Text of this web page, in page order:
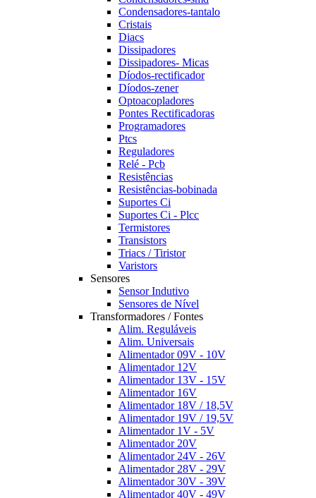
Condensadores-tantalo
Cristais
Diacs
Dissipadores
Dissipadores- Micas
Díodos-rectificador
Díodos-zener
Optoacopladores
Pontes Rectificadoras
Programadores
Ptcs
Reguladores
Relé - Pcb
Resistências
Resistências-bobinada
Suportes Ci
Suportes Ci - Plcc
Termistores
Transistors
Triacs / Tiristor
Varistors
Sensores
Sensor Indutivo
Sensores de Nível
Transformadores / Fontes
Alim. Reguláveis
Alim. Universais
Alimentador 09V - 10V
Alimentador 12V
Alimentador 13V - 15V
Alimentador 16V
Alimentador 18V / 18,5V
Alimentador 19V / 19,5V
Alimentador 1V - 5V
Alimentador 20V
Alimentador 24V - 26V
Alimentador 28V - 29V
Alimentador 30V - 39V
Alimentador 40V - 49V